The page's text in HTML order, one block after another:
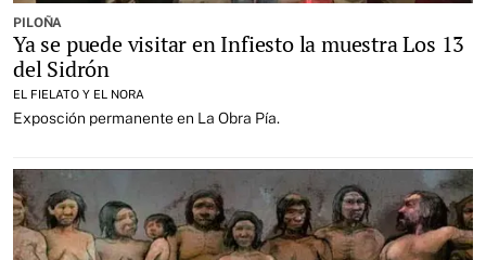
PILOÑA
Ya se puede visitar en Infiesto la muestra Los 13
del Sidrón
EL FIELATO Y EL NORA
Exposción permanente en La Obra Pía.